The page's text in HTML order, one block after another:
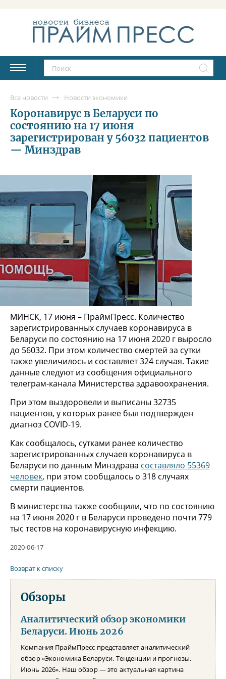
Все новости Новости экономики
Коронавирус в Беларуси по
состоянию на 17 июня
зарегистрирован у 56032 пациентов
— Минздрав
МИНСК, 17 июня – ПраймПресс. Количество
зарегистрированных случаев коронавируса в
Беларуси по состоянию на 17 июня 2020 г выросло
до 56032. При этом количество смертей за сутки
также увеличилось и составляет 324 случая. Такие
данные следуют из сообщения официального
телеграм-канала Министерства здравоохранения.
При этом выздоровели и выписаны 32735
пациентов, у которых ранее был подтвержден
диагноз COVID-19.
Как сообщалось, сутками ранее количество
зарегистрированных случаев коронавируса в
Беларуси по данным Минздрава составляло 55369
человек, при этом сообщалось о 318 случаях
смерти пациентов.
В министерства также сообщили, что по состоянию
на 17 июня 2020 г в Беларуси проведено почти 779
тыс тестов на коронавирусную инфекцию.
2020-06-17
Возврат к списку
Обзоры
Аналитический обзор экономики
Беларуси. Июнь 2026
Компания ПраймПресс представляет аналитический
обзор «Экономика Беларуси. Тенденции и прогнозы.
Июнь 2026». Наш обзор — это актуальная картина